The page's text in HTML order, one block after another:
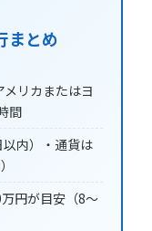
まとめ
リカまたはヨ
間
内）・通貨は
円が目安（8〜